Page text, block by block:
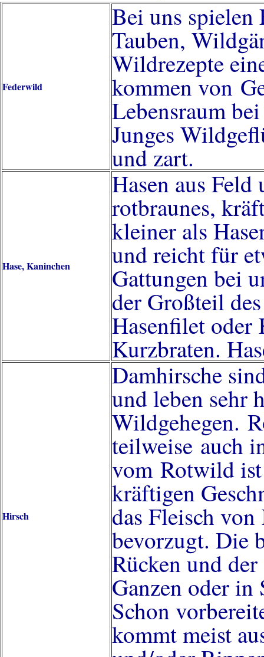
Federwild
Bei uns spielen
Tauben,
Wildrezepte
kommen von
Lebensraum
Junges
und zart.
Hase, Kaninchen
Hasen aus
rotbraunes,
kleiner als
und reicht für
Gattungen bei
der Großteil
Hasenfilet
Kurzbraten.
Hirsch
Damhirsche
und leben sehr
Wildgehegen.
teilweise auch
vom Rotwild
kräftigen
das Fleisch
bevorzugt. Die
Rücken und
Ganzen oder in
Schon
kommt meist